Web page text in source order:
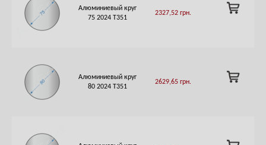
Алюминиевый круг
75 2024 Т351
2327,52 грн.
ADD
TO
Алюминиевый круг
80 2024 Т351
2629,65 грн.
ADD
TO
ADD